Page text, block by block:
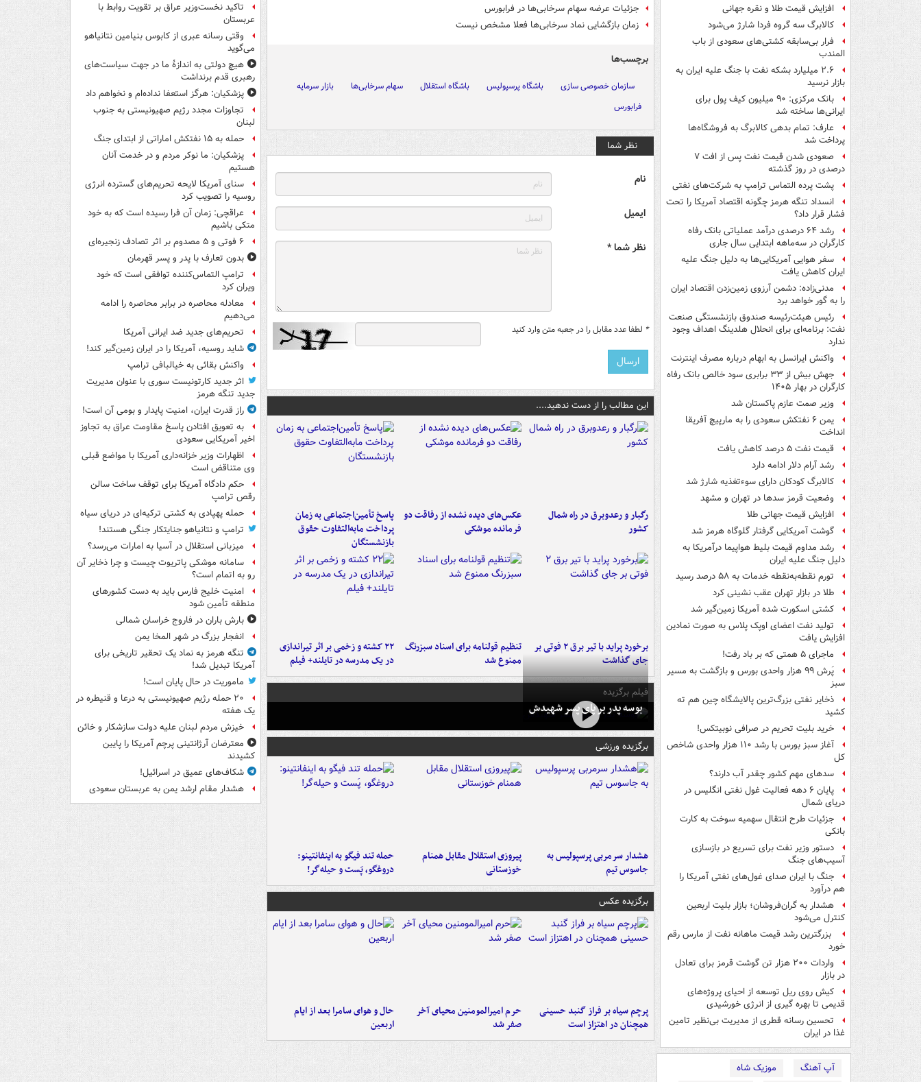
افزایش قیمت طلا و نقره جهانی
کالابرگ سه گروه فردا شارژ می‌شود
فرار بی‌سابقه کشتی‌های سعودی از باب
المندب
۲.۶ میلیارد بشکه نفت با جنگ علیه ایران به
بازار نرسید
بانک مرکزی: ۹۰ میلیون کیف پول برای
ایرانی‌ها ساخته شد
عارف: تمام بدهی کالابرگ به فروشگاه‌ها
پرداخت شد
صعودی شدن قیمت نفت پس از افت ۷
درصدی در روز گذشته
پشت پرده التماس ترامپ به شرکت‌های نفتی
انسداد تنگه هرمز چگونه اقتصاد آمریکا را تحت
فشار قرار داد؟
رشد ۶۴ درصدی درآمد عملیاتی بانک رفاه
کارگران در سه‌ماهه ابتدایی سال جاری
سفر هوایی آمریکایی‌ها به دلیل جنگ علیه
ایران کاهش یافت
مدنی‌زاده: دشمن آرزوی زمین‌زدن اقتصاد ایران
را به گور خواهد برد
رئیس هیئت‌رئیسه صندوق بازنشستگی صنعت
نفت: برنامه‌ای برای انحلال هلدینگ اهداف وجود
ندارد
واکنش ایرانسل به ابهام درباره مصرف اینترنت
جهش بیش از ۳۳ برابری سود خالص بانک رفاه
کارگران در بهار ۱۴۰۵
وزیر صمت عازم پاکستان شد
یمن ۶ نفتکش سعودی را به مارپیچ آفریقا
انداخت
قیمت نفت ۵ درصد کاهش یافت
رشد آرام دلار ادامه دارد
کالابرگ کودکان دارای سوءتغذیه شارژ شد
وضعیت قرمز سدها در تهران و مشهد
افزایش قیمت جهانی طلا
گوشت آمریکایی گرفتار گلوگاه هرمز شد
رشد مداوم قیمت بلیط هواپیما درآمریکا به
دلیل جنگ علیه ایران
تورم نقطه‌به‌نقطه خدمات به ۵۸ درصد رسید
طلا در بازار تهران عقب نشینی کرد
کشتی اسکورت شده آمریکا زمین‌گیر شد
تولید نفت اعضای اوپک پلاس به صورت نمادین
افزایش یافت
ماجرای ۵ همتی که بر باد رفت!
پَرش ۹۹ هزار واحدی بورس و بازگشت به مسیر
سبز
ذخایر نفتی بزرگ‌ترین پالایشگاه چین هم ته
کشید
خرید بلیت تحریم در صرافی نوبیتکس!
آغاز سبز بورس با رشد ۱۱۰ هزار واحدی شاخص
کل
سدهای مهم کشور چقدر آب دارند؟
پایان ۶ دهه فعالیت غول نفتی انگلیس در
دریای شمال
جزئیات طرح انتقال سهمیه سوخت به کارت
بانکی
دستور وزیر نفت برای تسریع در بازسازی
آسیب‌های جنگ
جنگ با ایران صدای غول‌های نفتی آمریکا را
هم درآورد
هشدار به گران‌فروشان؛ بازار بلیت اربعین
کنترل می‌شود
بزرگترین رشد قیمت ماهانه نفت از مارس رقم
خورد
واردات ۲۰۰ هزار تن گوشت قرمز برای تعادل
در بازار
کیش روی ریل توسعه از احیای پروژه‌های
قدیمی تا بهره گیری از انرژی خورشیدی
تحسین رسانه قطری از مدیریت بی‌نظیر تامین
غذا در ایران
آپ آهنگ موزیک شاه
جزئیات عرضه سهام سرخابی‌ها در فرابورس
زمان بازگشایی نماد سرخابی‌ها فعلا مشخص نیست
برچسب‌ها
سازمان خصوصی سازی باشگاه پرسپولیس باشگاه استقلال سهام سرخابی‌ها
بازار سرمایه
فرابورس
نظر شما
نام
ایمیل
نظر شما *
* لطفا عدد مقابل را در جعبه متن وارد کنید
این مطالب را از دست ندهید....
رگبار و رعدوبرق در راه شمال
کشور
عکس‌های دیده نشده از رفاقت دو
فرمانده‌ موشکی
پاسخ تأمین‌اجتماعی به زمان
پرداخت مابه‌التفاوت حقوق
بازنشستگان
برخورد پراید با تیر برق ۲ فوتی بر
جای گذاشت
تنظیم قولنامه برای اسناد سبزرنگ
ممنوع شد
۲۲ کشته و زخمی بر اثر تیراندازی
در یک مدرسه در تایلند+ فیلم
فیلم برگزیده
بوسه‌ پدر بر پای پسر شهیدش
برگزیده ورزشی
هشدار سرمربی پرسپولیس به
جاسوس تیم
پیروزی استقلال مقابل همنام
خوزستانی
حمله تند فیگو به اینفانتینو:
دروغگو، پَست‌ و حیله‌گر!
برگزیده عکس
پرچم سیاه بر فراز گنبد حسینی
همچنان در اهتزاز است
حرم امیرالمومنین محیای آخر
صفر شد
حال و هوای سامرا بعد از ایام
اربعین
تاکید نخست‌وزیر عراق بر تقویت روابط با
عربستان
وقتی رسانه عبری از کابوس بنیامین نتانیاهو
می‌گوید
هیچ دولتی به اندازۀ ما در جهت سیاست‌های
رهبری قدم برنداشت
پزشکیان: هرگز استعفا نداده‌ام و نخواهم داد
تجاوزات مجدد رژیم صهیونیستی به جنوب
لبنان
حمله به ۱۵ نفتکش‌ اماراتی از ابتدای جنگ
پزشکیان: ما نوکر مردم و در خدمت آنان
هستیم
سنای آمریکا لایحه تحریم‌های گسترده انرژی
روسیه را تصویب کرد
عراقچی: زمان آن فرا رسیده است که به خود
متکی باشیم
۶ فوتی و ۵ مصدوم بر اثر تصادف زنجیره‌ای
بدون تعارف با پدر و پسر قهرمان
ترامپ التماس‌کننده توافقی است که خود
ویران کرد
معادله محاصره در برابر محاصره را ادامه
می‌دهیم
تحریم‌های جدید ضد ایرانی آمریکا
شاید روسیه، آمریکا را در ایران زمین‌گیر کند!
واکنش بقائی به خیالبافی ترامپ
اثر جدید کارتونیست سوری با عنوان مدیریت
جدید تنگه هرمز
راز قدرت ایران، امنیت پایدار و بومی آن است!
به تعویق افتادن پاسخ مقاومت عراق به تجاوز
اخیر آمریکایی سعودی
اظهارات وزیر خزانه‌داری آمریکا با مواضع قبلی
وی متناقض است
حکم دادگاه آمریکا برای توقف ساخت سالن
رقص ترامپ
حمله پهپادی به کشتی ترکیه‌ای در دریای سیاه
ترامپ و نتانیاهو جنایتکار جنگی هستند!
میزبانی استقلال در آسیا به امارات می‌رسد؟
سامانه موشکی پاتریوت چیست و چرا ذخایر آن
رو به اتمام است؟
امنیت خلیج فارس باید به دست کشورهای
منطقه تأمین شود
بارش باران در فاروج خراسان شمالی
انفجار بزرگ در شهر المخا یمن
تنگه هرمز به نماد یک تحقیر تاریخی برای
آمریکا تبدیل شد!
ماموریت در حال پایان است!
۲۰ حمله رژیم صهیونیستی به درعا و قنیطره در
یک هفته
خیزش مردم لبنان علیه دولت سازشکار و خائن
معترضان آرژانتینی پرچم آمریکا را پایین
کشیدند
شکاف‌های عمیق در اسرائیل!
هشدار مقام ارشد یمن به عربستان سعودی